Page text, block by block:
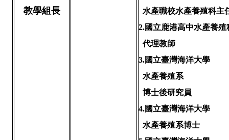
教學組長
水產職校水產養殖科主
2.國立鹿港高中水產養殖
代理教師
3.國立臺灣海洋大學
水產養殖系
博士後研究員
4.國立臺灣海洋大學
水產養殖系博士